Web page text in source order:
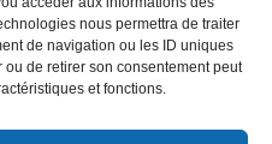
nous permettra de traiter
de navigation ou les ID uniques
de retirer son consentement peut
et fonctions.
d’une éducation accrue
à utiliser avec une
composition leur donne